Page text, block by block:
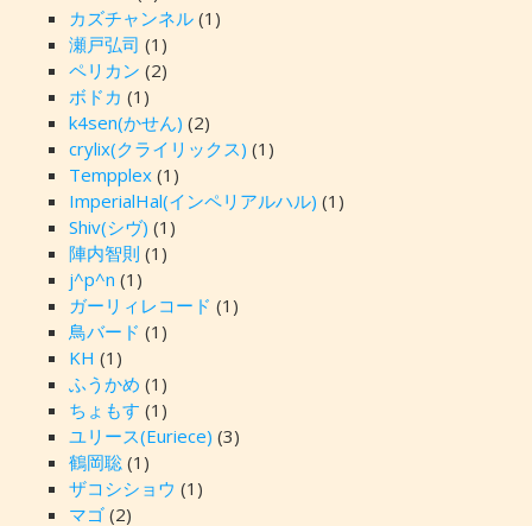
カズチャンネル(1)
瀬戸弘司 (1)
ペリカン (2)
ボドカ (1)
k4sen(かせん) (2)
crylix(クライリックス) (1)
Tempplex(1)
ImperialHal(インペリアルハル) (1)
Shiv(シヴ) (1)
陣内智則 (1)
j^p^n (1)
ガーリィレコード (1)
鳥バード (1)
KH (1)
ふうかめ (1)
ちょもす (1)
ユリース(Euriece) (3)
鶴岡聡(1)
ザコシショウ (1)
マゴ(2)